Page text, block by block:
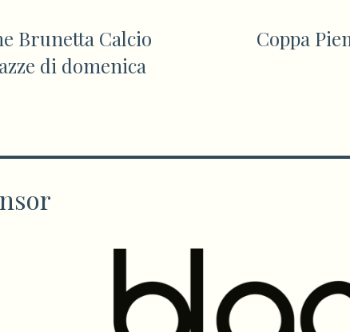
Brunetta Calcio
di domenica
Coppa